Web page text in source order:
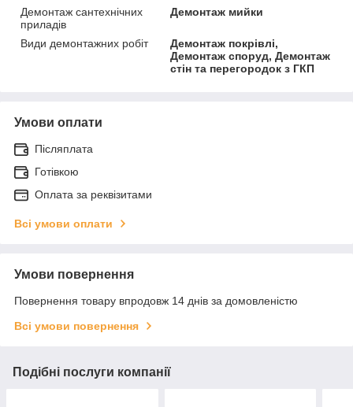
Демонтаж сантехнічних
приладів
Демонтаж мийки
Види демонтажних робіт
Демонтаж покрівлі,
Демонтаж споруд, Демонтаж
стін та перегородок з ГКП
Умови оплати
Післяплата
Готівкою
Оплата за реквізитами
Всі умови оплати
Умови повернення
Повернення товару впродовж 14 днів за домовленістю
Всі умови повернення
Подібні послуги компанії